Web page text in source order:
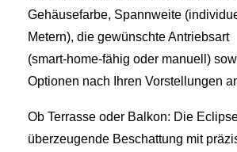
Gehäusefarbe, Spannweite
Metern), die gewünschte Antriebsart
(smart‑home‑fähig oder manuell)
Optionen nach Ihren Vorstellungen
Ob Terrasse oder Balkon: Die
überzeugende Beschattung mit